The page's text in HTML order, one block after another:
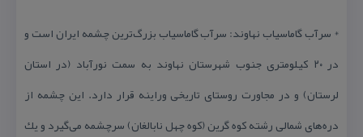
* سرآب گاماسیاب نهاوند: سرآب گاماسیاب بزرگ‌ترین چشمه ایران است و
در ۲۰ كیلومتری جنوب شهرستان نهاوند به سمت نورآباد (در استان
لرستان) و در مجاورت روستای تاریخی وراینه قرار دارد. این چشمه از
دره‌های شمالی رشته كوه گرین (كوه چهل نابالغان) سرچشمه می‌گیرد و یك